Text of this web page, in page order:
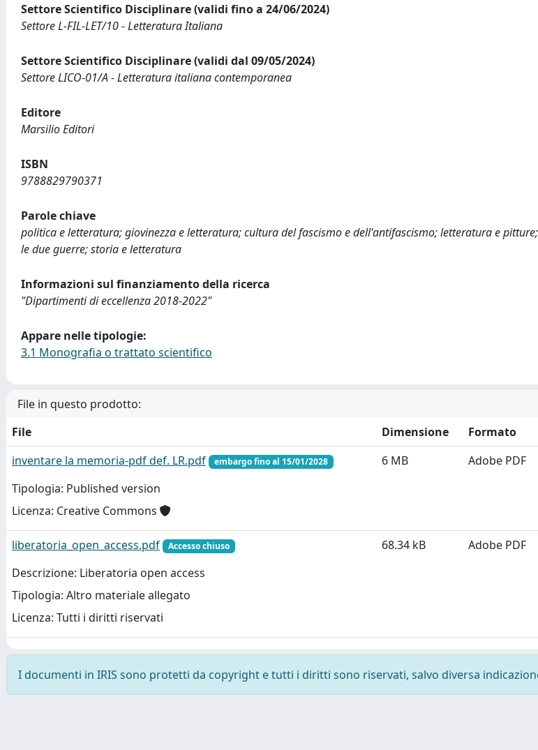
Settore Scientifico Disciplinare (validi fino a 24/06/2024)
Settore L-FIL-LET/10 - Letteratura Italiana
Settore Scientifico Disciplinare (validi dal 09/05/2024)
Settore LICO-01/A - Letteratura italiana contemporanea
Editore
Marsilio Editori
ISBN
9788829790371
Parole chiave
politica e letteratura; giovinezza e letteratura; cultura del fascismo e dell'antifascismo; letteratura e
le due guerre; storia e letteratura
Informazioni sul finanziamento della ricerca
"Dipartimenti di eccellenza 2018-2022"
Appare nelle tipologie:
3.1 Monografia o trattato scientifico
File in questo prodotto:
File
Dimensione
Formato
inventare la memoria-pdf def. LR.pdf
embargo fino al 15/01/2028
Tipologia: Published version
Licenza: Creative Commons
6 MB Adobe PDF
liberatoria_open_access.pdf Accesso chiuso
Descrizione: Liberatoria open access
Tipologia: Altro materiale allegato
Licenza: Tutti i diritti riservati
68.34 kB Adobe PDF
I documenti in IRIS sono protetti da copyright e tutti i diritti sono riservati, salvo diversa